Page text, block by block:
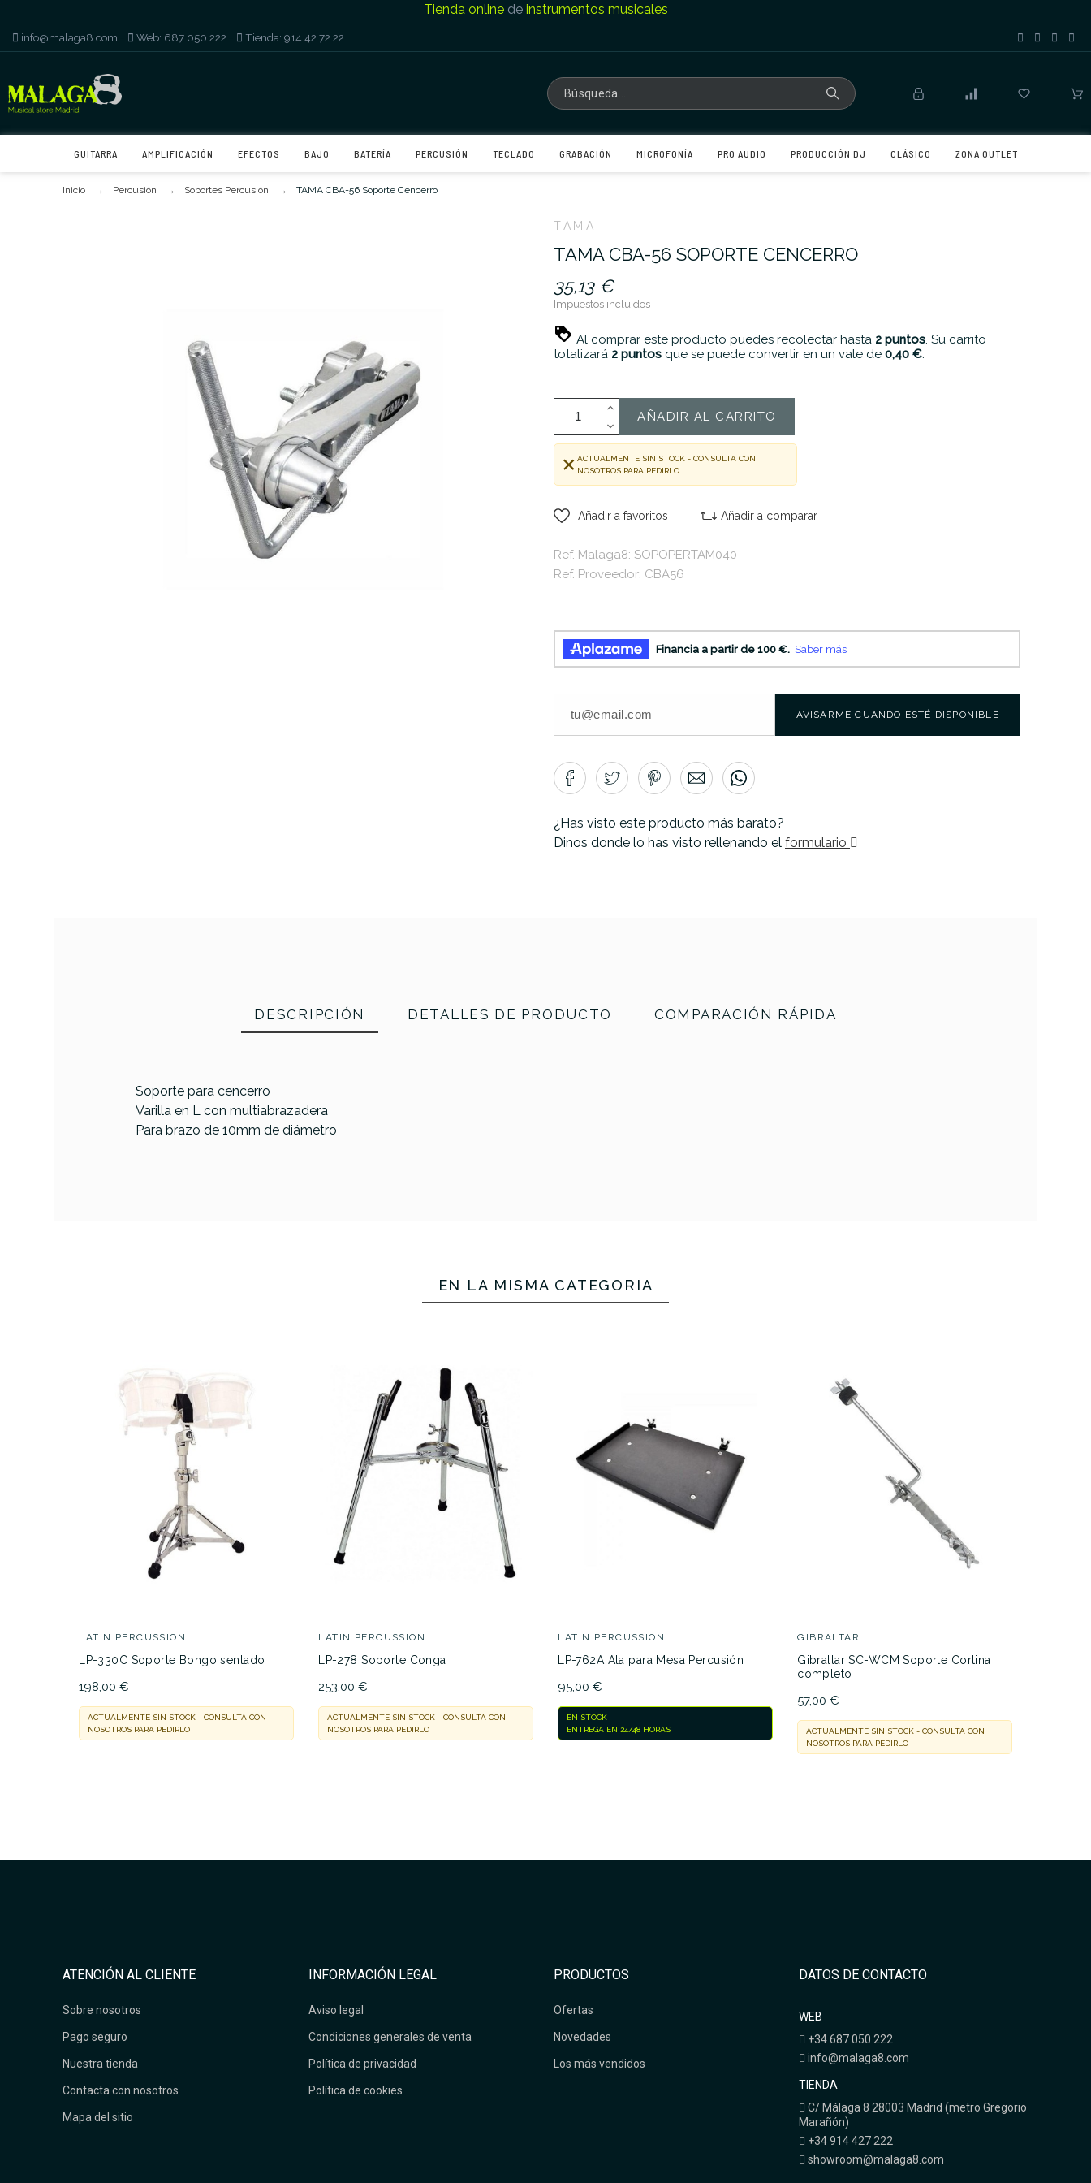
Tienda onlinede instrumentos musicales
info@malaga8.com Web: 687 050 222 Tienda: 914 42 72 22
GUITARRA AMPLIFICACIÓN EFECTOS BAJO BATERÍA PERCUSIÓN TECLADO GRABACIÓN MICROFONÍA PRO AUDIO PRODUCCIÓN DJ CLÁSICO ZONA OUTLET
Inicio Percusión Soportes Percusión TAMA CBA-56 Soporte Cencerro
TAMA
TAMA CBA-56 SOPORTE CENCERRO
35,13 €
Impuestos incluidos
Al comprar este producto puedes recolectar hasta 2 puntos. Su carrito
totalizará 2 puntos que se puede convertir en un vale de 0,40 €.
AÑADIR AL CARRITO
ACTUALMENTE SIN STOCK - CONSULTA CON
NOSOTROS PARA PEDIRLO
Añadir a favoritos Añadir a comparar
Ref. Malaga8: SOPOPERTAM040
Ref. Proveedor: CBA56
AVISARME CUANDO ESTÉ DISPONIBLE
¿Has visto este producto más barato?
Dinos donde lo has visto rellenando el formulario
DESCRIPCIÓN DETALLES DE PRODUCTO COMPARACIÓN RÁPIDA
Soporte para cencerro
Varilla en L con multiabrazadera
Para brazo de 10mm de diámetro
AVAILABILITY
PRECIO 45,00 € 42,85 €
DESCRIPCIÓN
No hay características para comparar
EN LA MISMA CATEGORÍA
LATIN PERCUSSION
LP-330C Soporte Bongo sentado
198,00 €
ACTUALMENTE SIN STOCK - CONSULTA CON
NOSOTROS PARA PEDIRLO
LATIN PERCUSSION
LP-278 Soporte Conga
253,00 €
ACTUALMENTE SIN STOCK - CONSULTA CON
NOSOTROS PARA PEDIRLO
LATIN PERCUSSION
LP-762A Ala para Mesa Percusión
95,00 €
EN STOCK
ENTREGA EN 24/48 HORAS
GIBRALTAR
Gibraltar SC-WCM Soporte Cortina
completo
57,00 €
ACTUALMENTE SIN STOCK - CONSULTA CON
NOSOTROS PARA PEDIRLO
ATENCIÓN AL CLIENTE
Sobre nosotros
Pago seguro
Nuestra tienda
Contacta con nosotros
Mapa del sitio
INFORMACIÓN LEGAL
Aviso legal
Condiciones generales de venta
Política de privacidad
Política de cookies
PRODUCTOS
Ofertas
Novedades
Los más vendidos
DATOS DE CONTACTO
WEB
+34 687 050 222
info@malaga8.com
TIENDA
C/ Málaga 8 28003 Madrid (metro Gregorio
Marañón)
+34 914 427 222
showroom@malaga8.com